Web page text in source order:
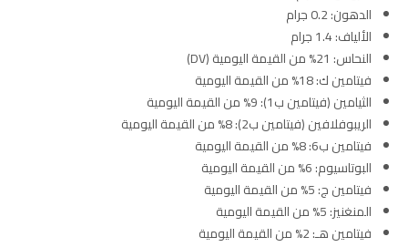
الدهون: 0.2 جرام
الألياف: 1.4 جرام
النحاس: 21% من القيمة اليومية (DV)
فيتامين ك: 18% من القيمة اليومية
الثيامين (فيتامين ب1): 9% من القيمة اليومية
الريبوفلافين (فيتامين ب2): 8% من القيمة اليومية
فيتامين ب6: 8% من القيمة اليومية
البوتاسيوم: 6% من القيمة اليومية
فيتامين ج: 5% من القيمة اليومية
المنغنيز: 5% من القيمة اليومية
فيتامين هـ: 2% من القيمة اليومية